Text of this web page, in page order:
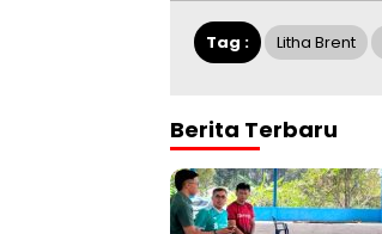
Tag : Litha Brent
Berita Terbaru